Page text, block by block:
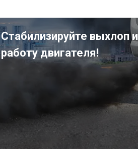
Стабилизируйте выхлоп и
работу двигателя!